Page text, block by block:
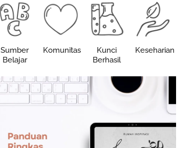
Sumber
Belajar
Komunitas
Kunci
Berhasil
Keseharian